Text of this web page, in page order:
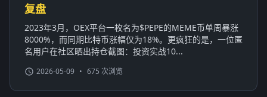
复盘
2023年3月，OEX平台一枚名为$PEPE的MEME币单周暴涨
8000%，而同期比特币涨幅仅为18%。更疯狂的是，一位匿
名用户在社区晒出持仓截图：投资实战10...
2026-05-09 • 675 次浏览